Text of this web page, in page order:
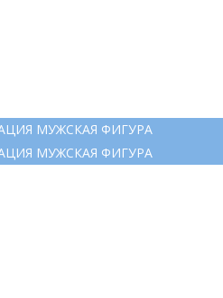
МУЖСКАЯ ФИГУРА
МУЖСКАЯ ФИГУРА